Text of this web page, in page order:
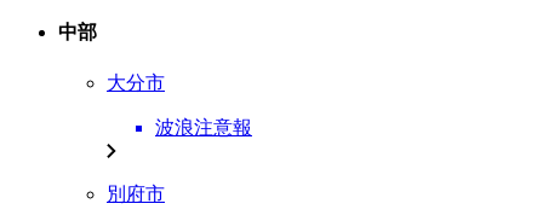
中部
大分市
波浪注意報
別府市